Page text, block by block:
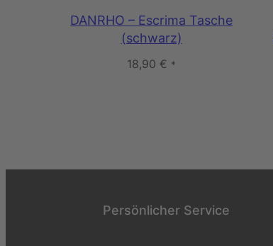
DANRHO – Escrima Tasche
(schwarz)
18,90€ *
Persönlicher Service